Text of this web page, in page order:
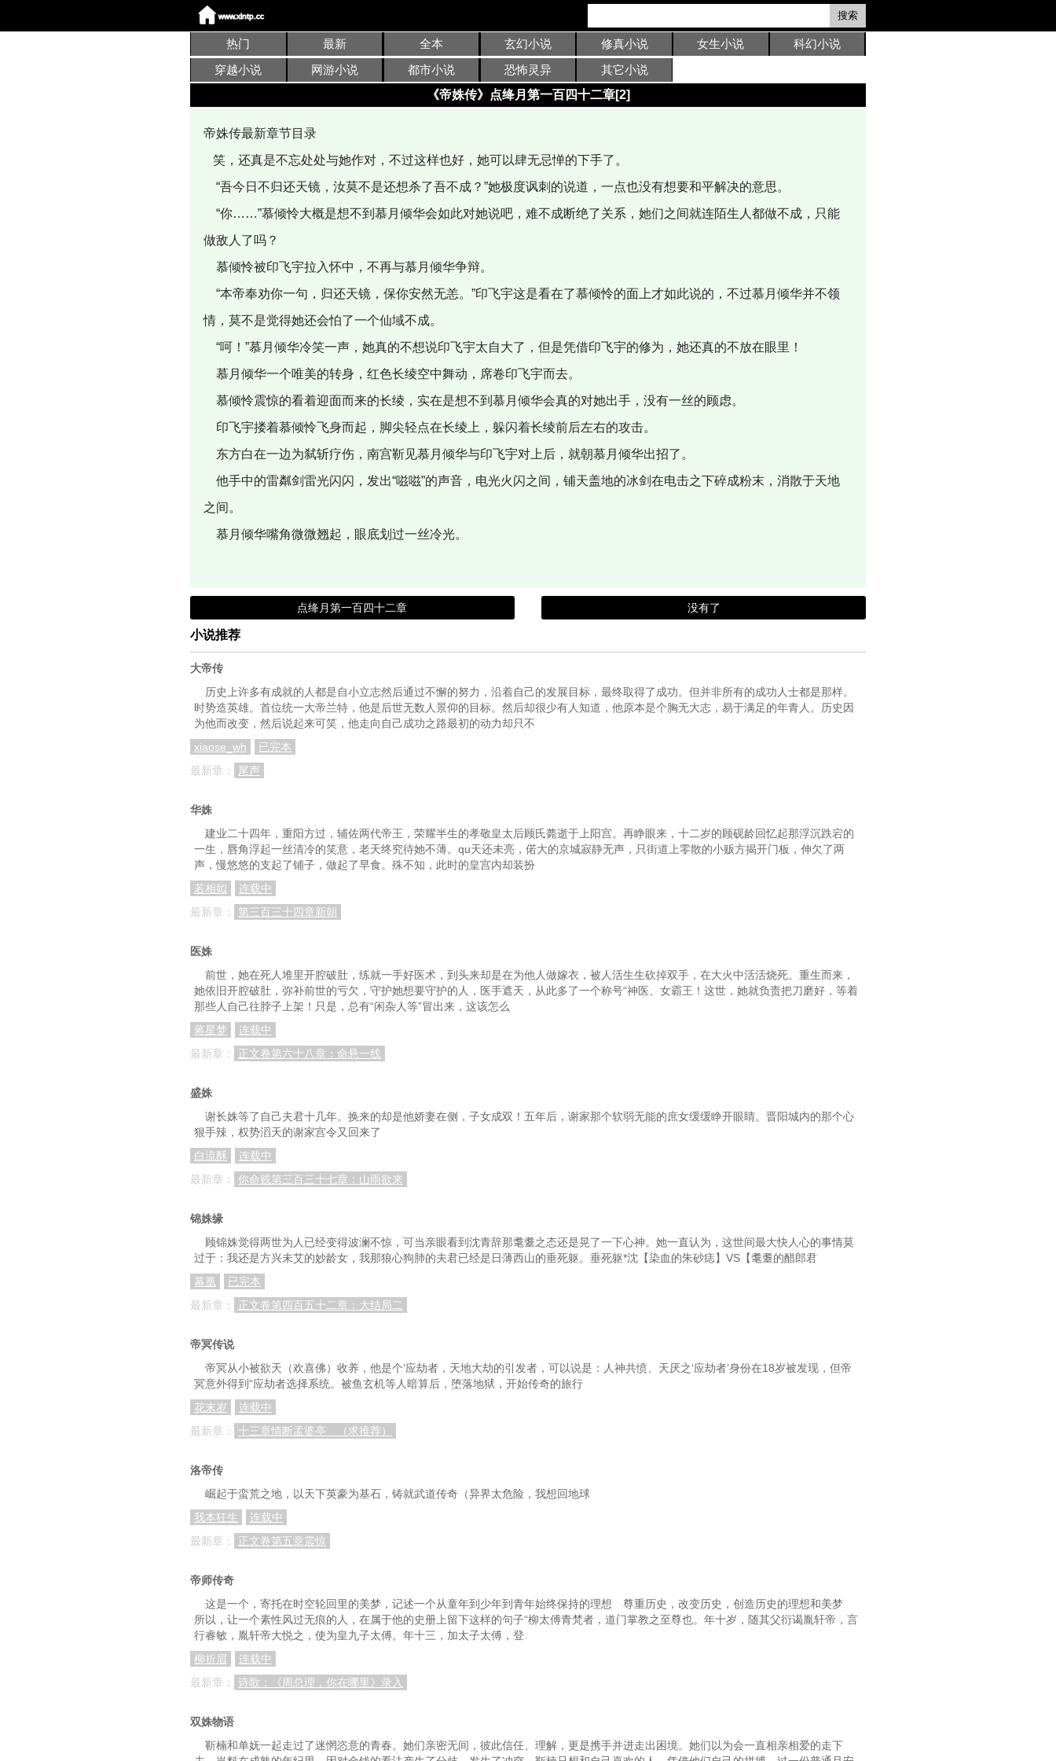
搜索
热门 最新 全本 玄幻小说 修真小说 女生小说
科幻小说
穿越小说
网游小说 都市小说 恐怖灵异
其它小说
《帝姝传》点绛月第一百四十二章[2]
帝姝传最新章节目录
笑，还真是不忘处处与她作对，不过这样也好，她可以肆无忌惮的下手了。
“吾今日不归还天镜，汝莫不是还想杀了吾不成？”她极度讽刺的说道，一点也没有想要和平解决的意思。
“你……”慕倾怜大概是想不到慕月倾华会如此对她说吧，难不成断绝了关系，她们之间就连陌生人都做不成，只能
做敌人了吗？
慕倾怜被印飞宇拉入怀中，不再与慕月倾华争辩。
“本帝奉劝你一句，归还天镜，保你安然无恙。”印飞宇这是看在了慕倾怜的面上才如此说的，不过慕月倾华并不领
情，莫不是觉得她还会怕了一个仙域不成。
“呵！”慕月倾华冷笑一声，她真的不想说印飞宇太自大了，但是凭借印飞宇的修为，她还真的不放在眼里！
慕月倾华一个唯美的转身，红色长绫空中舞动，席卷印飞宇而去。
慕倾怜震惊的看着迎面而来的长绫，实在是想不到慕月倾华会真的对她出手，没有一丝的顾虑。
印飞宇搂着慕倾怜飞身而起，脚尖轻点在长绫上，躲闪着长绫前后左右的攻击。
东方白在一边为弑斩疗伤，南宫靳见慕月倾华与印飞宇对上后，就朝慕月倾华出招了。
他手中的雷粼剑雷光闪闪，发出“嗞嗞”的声音，电光火闪之间，铺天盖地的冰剑在电击之下碎成粉末，消散于天地
之间。
慕月倾华嘴角微微翘起，眼底划过一丝冷光。
点绛月第一百四十二章 没有了
小说推荐
大帝传
历史上许多有成就的人都是自小立志然后通过不懈的努力，沿着自己的发展目标，最终取得了成功。但并非所有的成功人士都是那样。
时势造英雄。首位统一大帝兰特，他是后世无数人景仰的目标。然后却很少有人知道，他原本是个胸无大志，易于满足的年青人。历史因
为他而改变，然后说起来可笑，他走向自己成功之路最初的动力却只不
xiaose_wh
已完本
最新章：
尾声
华姝
建业二十四年，重阳方过，辅佐两代帝王，荣耀半生的孝敬皇太后顾氏薨逝于上阳宫。再睁眼来，十二岁的顾砚龄回忆起那浮沉跌宕的
一生，唇角浮起一丝清冷的笑意，老天终究待她不薄。qu天还未亮，偌大的京城寂静无声，只街道上零散的小贩方揭开门板，伸欠了两
声，慢悠悠的支起了铺子，做起了早食。殊不知，此时的皇宫内却装扮
若相姒
连载中
最新章：
第三百三十四章新朝
医姝
前世，她在死人堆里开腔破肚，练就一手好医术，到头来却是在为他人做嫁衣，被人活生生砍掉双手，在大火中活活烧死。重生而来，
她依旧开腔破肚，弥补前世的亏欠，守护她想要守护的人，医手遮天，从此多了一个称号“神医、女霸王！这世，她就负责把刀磨好，等着
那些人自己往脖子上架！只是，总有“闲杂人等”冒出来，这该怎么
蒋星梦
连载中
最新章：
正文卷第六十八章：命悬一线
盛姝
谢长姝等了自己夫君十几年。换来的却是他娇妻在侧，子女成双！五年后，谢家那个软弱无能的庶女缓缓睁开眼睛。晋阳城内的那个心
狠手辣，权势滔天的谢家宫令又回来了
白流酥
连载中
最新章：
你命贱第三百三十七章：山雨欲来
锦姝缘
顾锦姝觉得两世为人已经变得波澜不惊，可当亲眼看到沈青辞那耄耋之态还是晃了一下心神。她一直认为，这世间最大快人心的事情莫
过于：我还是方兴未艾的妙龄女，我那狼心狗肺的夫君已经是日薄西山的垂死躯。垂死躯*沈【染血的朱砂痣】VS【耄耋的醋郎君
幕凰
已完本
最新章：
正文卷第四百五十二章：大结局二
帝冥传说
帝冥从小被欲天（欢喜佛）收养，他是个‘应劫者，天地大劫的引发者，可以说是：人神共愤、天厌之‘应劫者’身份在18岁被发现，但帝
冥意外得到“应劫者选择系统。被鱼玄机等人暗算后，堕落地狱，开始传奇的旅行
花末岁
连载中
最新章：
十三章情断孟婆亭 （求推荐）
洛帝传
崛起于蛮荒之地，以天下英豪为基石，铸就武道传奇（异界太危险，我想回地球
我本狂生
连载中
最新章：
正文卷第五章震惊
帝师传奇
这是一个，寄托在时空轮回里的美梦，记述一个从童年到少年到青年始终保持的理想 尊重历史，改变历史，创造历史的理想和美梦
所以，让一个素性风过无痕的人，在属于他的史册上留下这样的句子“柳太傅青梵者，道门掌教之至尊也。年十岁，随其父衍谒胤轩帝，言
行睿敏，胤轩帝大悦之，使为皇九子太傅。年十三，加太子太傅，登
柳折眉
连载中
最新章：
诗歌：《周总理，你在哪里》录入
双姝物语
靳楠和单妩一起走过了迷惘恣意的青春。她们亲密无间，彼此信任、理解，更是携手并进走出困境。她们以为会一直相亲相爱的走下